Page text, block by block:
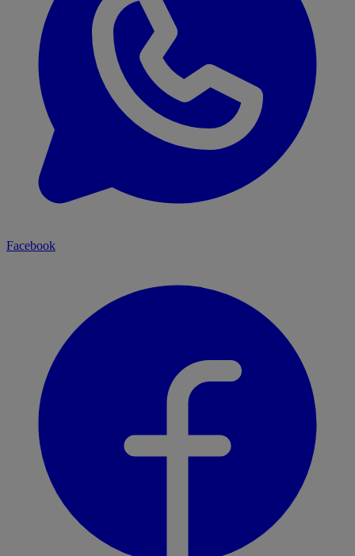
Facebook